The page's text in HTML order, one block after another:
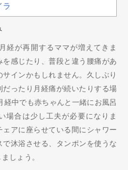
ラ
経が再開するママが増えてきま
感じたり、普段と違う腰痛があ
インかもしれません。久しぶり
ったり月経痛が続いたりする場
経中でも赤ちゃんと一緒にお風呂
場合は少し工夫が必要になりま
アに座らせている間にシャワー
沐浴させる、タンポンを使うな
しょう。